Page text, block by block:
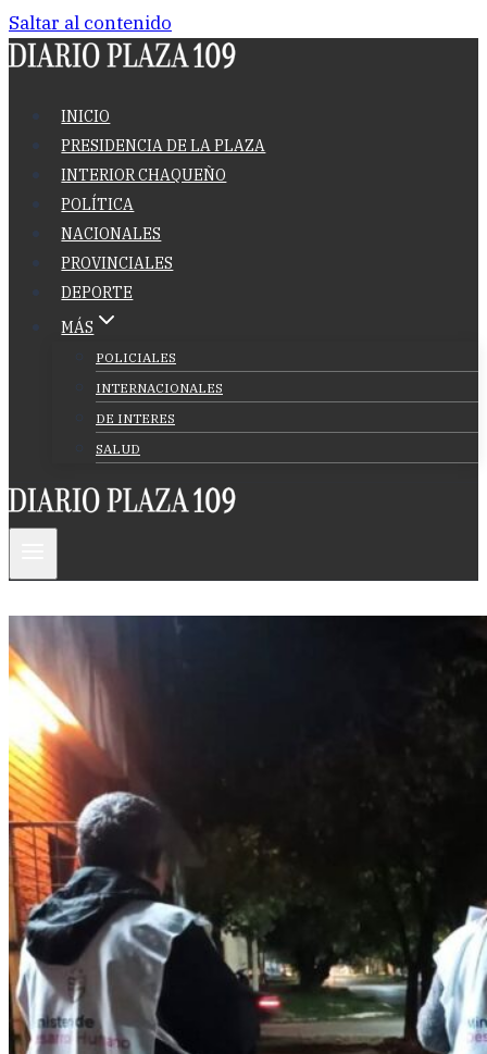
Saltar al contenido
INICIO
PRESIDENCIA DE LA PLAZA
INTERIOR CHAQUEÑO
POLÍTICA
NACIONALES
PROVINCIALES
DEPORTE
MÁS
POLICIALES
INTERNACIONALES
DE INTERES
SALUD